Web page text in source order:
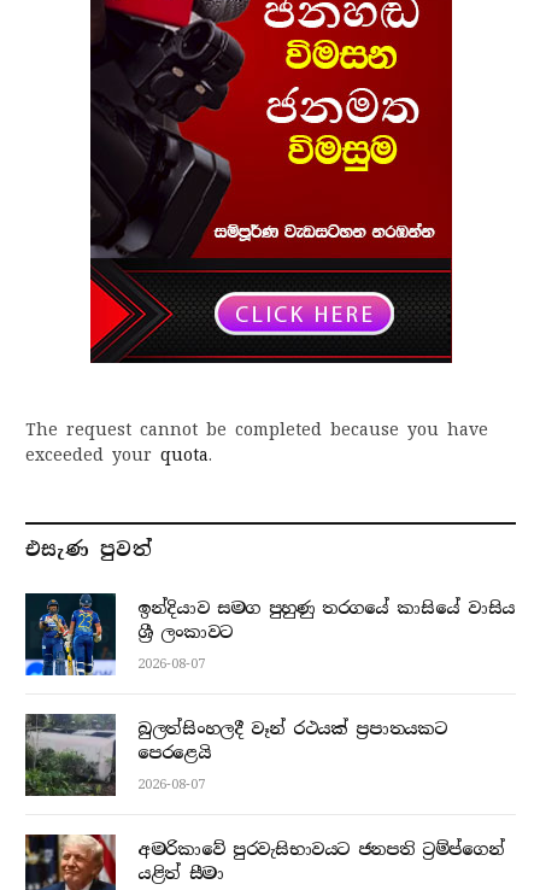
The request cannot be completed because you have
exceeded your quota.
එසැණ පුව​ත්
ඉන්දියාව සමග පුහුණු තරගයේ කාසියේ වාසිය
ශ්‍රී ලංකාවට
2026-08-07
බුලත්සිංහලදී වෑන් රථයක් ප්‍රපාතයකට
පෙරළෙයි
2026-08-07
අමරිකාවේ පුරවැසිභාවයට ජනපති ට්‍රම්ප්ගෙන්
යළිත් සීමා